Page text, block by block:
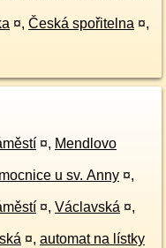
¤, Česká spořitelna ¤,
¤, Mendlovo
u sv. Anny ¤,
¤, Václavská ¤,
¤, automat na lístky